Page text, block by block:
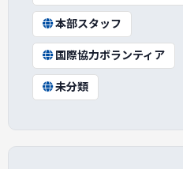
本部スタッフ
国際協力ボランティア
未分類